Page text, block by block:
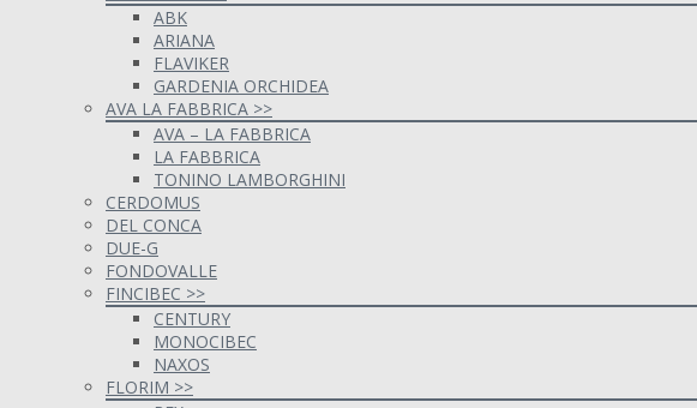
ABK
ARIANA
FLAVIKER
GARDENIA ORCHIDEA
AVA LA FABBRICA >>
AVA – LA FABBRICA
LA FABBRICA
TONINO LAMBORGHINI
CERDOMUS
DEL CONCA
DUE-G
FONDOVALLE
FINCIBEC >>
CENTURY
MONOCIBEC
NAXOS
FLORIM >>